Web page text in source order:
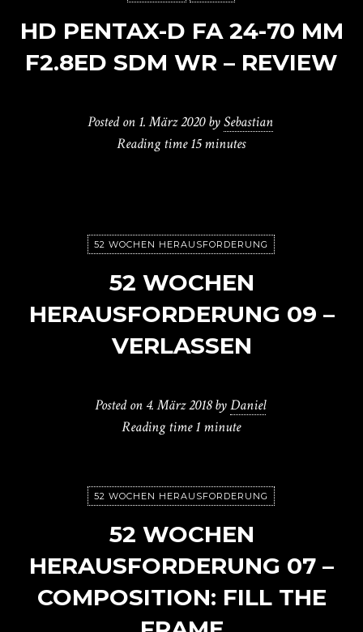
HD PENTAX-D FA 24-70 MM
F2.8ED SDM WR – REVIEW
Posted on 1. März 2020 bySebastian
Reading time15 minutes
52 WOCHEN HERAUSFORDERUNG
52 WOCHEN
HERAUSFORDERUNG 09 –
VERLASSEN
Posted on 4. März 2018 byDaniel
Reading time1 minute
52 WOCHEN HERAUSFORDERUNG
52 WOCHEN
HERAUSFORDERUNG 07 –
COMPOSITION: FILL THE